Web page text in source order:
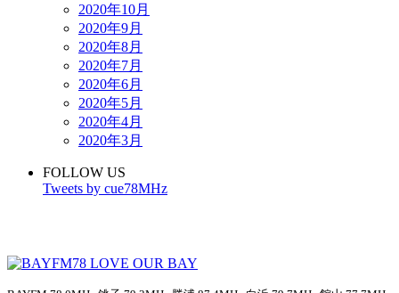
2020年10月
2020年9月
2020年8月
2020年7月
2020年6月
2020年5月
2020年4月
2020年3月
FOLLOW US
Tweets by cue78MHz